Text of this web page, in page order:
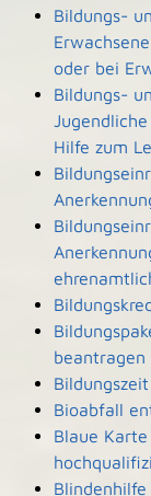
Bildungs-
oder bei
Bildungs-
Hilfe zum
beantragen
Bioabfall
Blaue